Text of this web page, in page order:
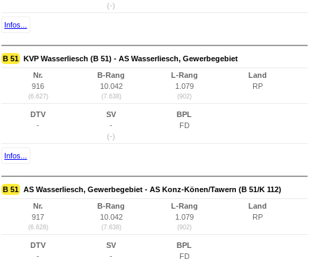
(-)
Infos...
B 51 KVP Wasserliesch (B 51) - AS Wasserliesch, Gewerbegebiet
Nr.
916
(6.627)
B-Rang
10.042
(7.638)
L-Rang
1.079
(902)
Land
RP
DTV
-
SV
-
(-)
BPL
FD
Infos...
B 51 AS Wasserliesch, Gewerbegebiet - AS Konz-Könen/Tawern (B 51/K 112)
Nr.
917
(6.628)
B-Rang
10.042
(7.638)
L-Rang
1.079
(902)
Land
RP
DTV
-
SV
-
BPL
FD